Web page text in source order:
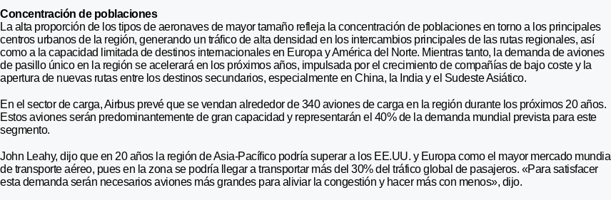
Concentración de poblaciones
La alta proporción de los tipos de aeronaves de mayor tamaño refleja la concentración de poblaciones en torno a los principales
centros urbanos de la región, generando un tráfico de alta densidad en los intercambios principales de las rutas regionales, así
como a la capacidad limitada de destinos internacionales en Europa y América del Norte. Mientras tanto, la demanda de aviones
de pasillo único en la región se acelerará en los próximos años, impulsada por el crecimiento de compañías de bajo coste y la
apertura de nuevas rutas entre los destinos secundarios, especialmente en China, la India y el Sudeste Asiático.
En el sector de carga, Airbus prevé que se vendan alrededor de 340 aviones de carga en la región durante los próximos 20 años.
Estos aviones serán predominantemente de gran capacidad y representarán el 40% de la demanda mundial prevista para este
segmento.
John Leahy, dijo que en 20 años la región de Asia-Pacífico podría superar a los EE.UU. y Europa como el mayor mercado mundial
de transporte aéreo, pues en la zona se podría llegar a transportar más del 30% del tráfico global de pasajeros. «Para satisfacer
esta demanda serán necesarios aviones más grandes para aliviar la congestión y hacer más con menos», dijo.